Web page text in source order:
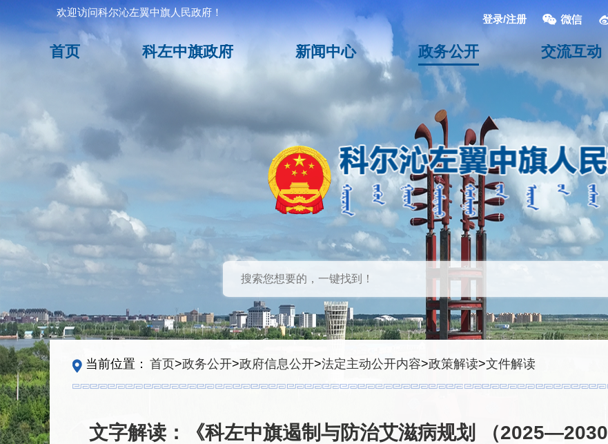
欢迎访问科尔沁左翼中旗人民政府！
登录/注册
首页 科左中旗政府 新闻中心 政务公开 交流互动
当前位置： 首页>政务公开>政府信息公开>法定主动公开内容>政策解读>文件解读
文字解读：《科左中旗遏制与防治艾滋病规划 （2025—2030